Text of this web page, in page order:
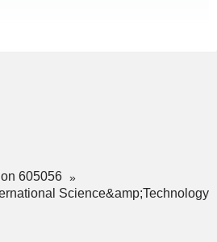
605056
Science&amp;Technology